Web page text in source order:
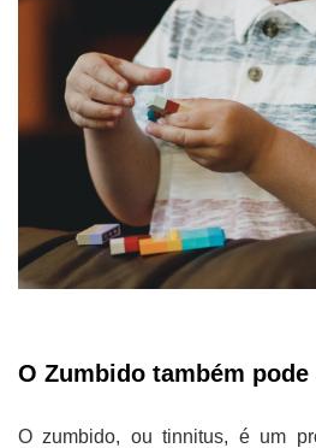
O Zumbido também
O zumbido, ou tinnitus, é um